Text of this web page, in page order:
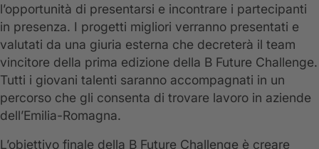
l’opportunità di presentarsi e incontrare i partecipanti
in presenza. I progetti migliori verranno presentati e
valutati da una giuria esterna che decreterà il team
vincitore della prima edizione della B Future Challenge.
Tutti i giovani talenti saranno accompagnati in un
percorso che gli consenta di trovare lavoro in aziende
dell’Emilia-Romagna.
L’obiettivo finale della B Future Challenge è creare